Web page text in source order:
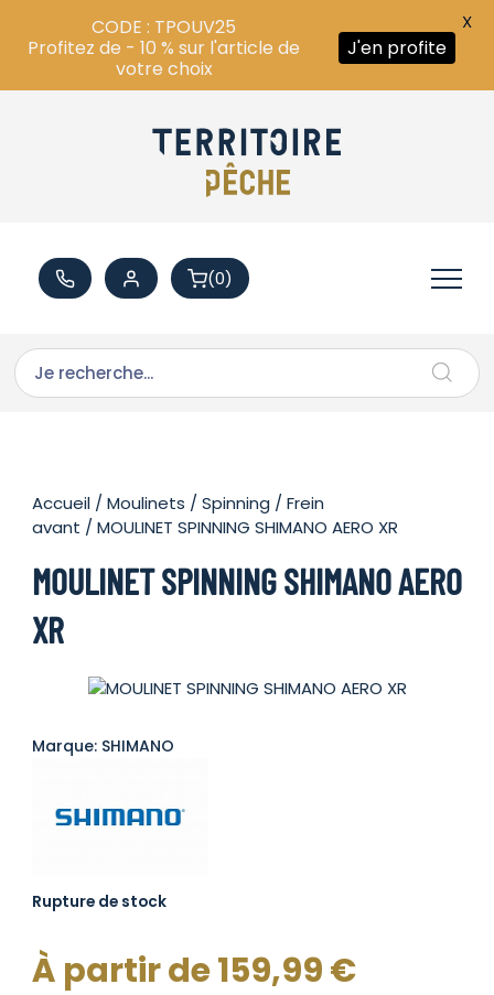
(0)
Accueil /Moulinets /Spinning /Frein
avant / MOULINET SPINNING SHIMANO AERO XR
MOULINET SPINNING SHIMANO AERO
XR
Marque: SHIMANO
Rupture de stock
À partir de159,99€
CODE : TPOUV25
Profitez de - 10 % sur l'article de
votre choix
J'en profite
X